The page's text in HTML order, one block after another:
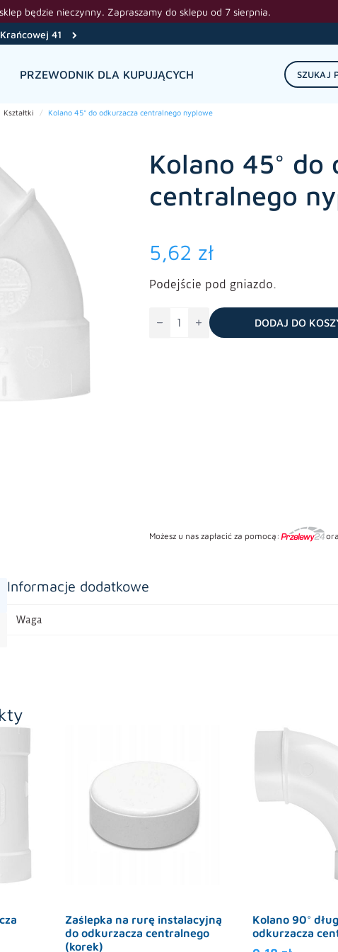
będzie nieczynny. Zapraszamy do sklepu od 7 sierpnia.
41
PRZEWODNIK DLA KUPUJĄCYCH
Kształtki Kolano 45° do odkurzacza centralnego nyplowe
Kolano 45° do
centralnego
5,62 zł
Podejście pod gniazdo.
Możesz u nas zapłacić za pomocą:
Kolano
DODAJ DO
Informacje dodatkowe
Waga
Zaślepka na rurę instalacyjną
do odkurzacza centralnego
(korek)
Kolano 90°
odkurzacza